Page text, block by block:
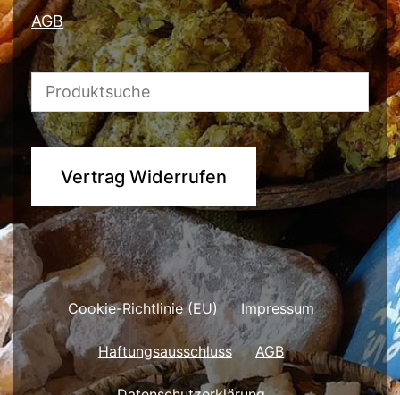
AGB
Vertrag Widerrufen
Cookie-Richtlinie (EU) Impressum
Haftungsausschluss AGB